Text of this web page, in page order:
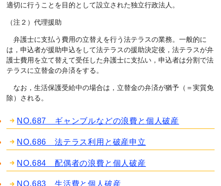
適切に行うことを目的として設立された独立行政法人。
（注２）代理援助
弁護士に支払う費用の立替えを行う法テラスの業務。一般的に
は，申込者が援助申込をして法テラスの援助決定後，法テラスが弁
護士費用を立て替えて受任した弁護士に支払い，申込者は分割で法
テラスに立替金の弁済をする。
なお，生活保護受給中の場合は，立替金の弁済が猶予（＝実質免
除）される。
NO.687 ギャンブルなどの浪費と個人破産
NO.686 法テラス利用と破産申立
NO.684 配偶者の浪費と個人破産
NO.683 生活費と個人破産